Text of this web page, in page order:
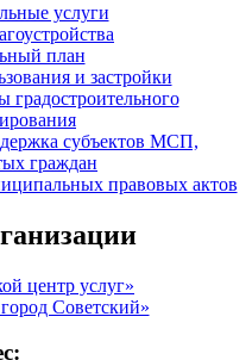
услуги
план
и застройки
субъектов МСП,
граждан
правовых актов
центр услуг»
Советский»